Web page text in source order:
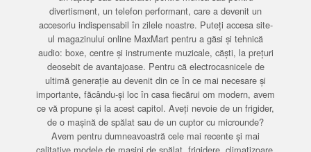
divertisment, un telefon performant, care a devenit un
accesoriu indispensabil în zilele noastre. Puteți accesa site-
ul magazinului online MaxMart pentru a găsi și tehnică
audio: boxe, centre și instrumente muzicale, căști, la prețuri
deosebit de avantajoase. Pentru că electrocasnicele de
ultimă generație au devenit din ce în ce mai necesare și
importante, făcându-și loc în casa fiecărui om modern, avem
ce vă propune și la acest capitol. Aveți nevoie de un frigider,
de o mașină de spălat sau de un cuptor cu microunde?
Avem pentru dumneavoastră cele mai recente și mai